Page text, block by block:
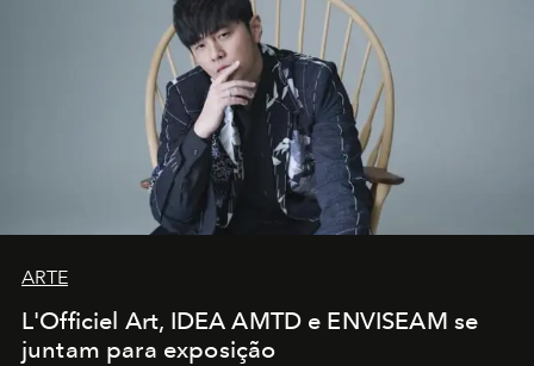
ARTE
L'Officiel Art, IDEA AMTD e ENVISEAM se
juntam para exposição